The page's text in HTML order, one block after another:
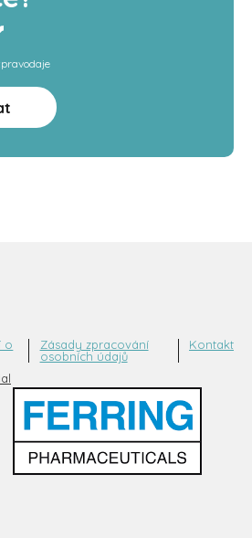
o
Zásady zpracování
osobních údajů
Kontakt